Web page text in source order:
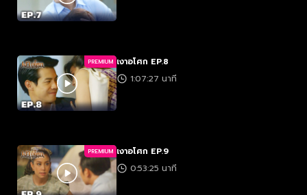
PREMIUM เงาอโศก EP.8
1:07:27 นาที
PREMIUM เงาอโศก EP.9
0:53:25 นาที